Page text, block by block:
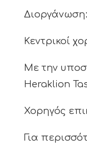
Κεντρικοί
Με την
Heraklion
Χορηγός
Για